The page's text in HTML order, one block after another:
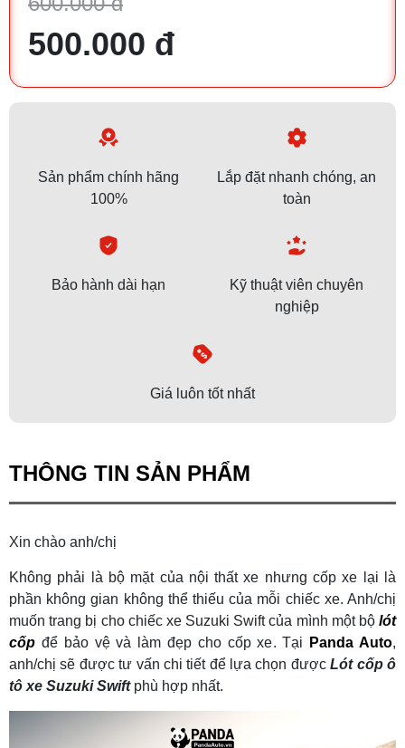
500.000 đ
Sản phẩm chính hãng
100%
Lắp đặt nhanh chóng, an
toàn
Bảo hành dài hạn
Kỹ thuật viên chuyên
nghiệp
Giá luôn tốt nhất
THÔNG TIN SẢN PHẨM
Xin chào anh/chị
Không phải là bộ mặt của nội thất xe nhưng cốp xe lại là
phần không gian không thể thiếu của mỗi chiếc xe. Anh/chị
muốn trang bị cho chiếc xe Suzuki Swift của mình một bộ lót
cốp để bảo vệ và làm đẹp cho cốp xe. Tại Panda Auto,
anh/chị sẽ được tư vấn chi tiết để lựa chọn đượcLót cốp ô
tô xe Suzuki Swiftphù hợp nhất.